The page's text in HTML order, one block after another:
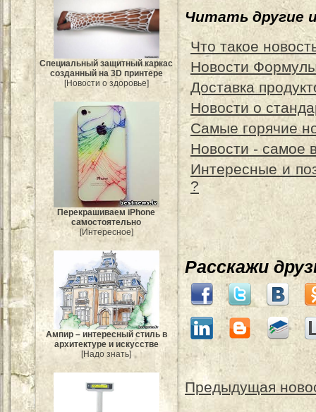
Специальный защитный каркас
созданный на 3D принтере
[Новости о здоровье]
Перекрашиваем iPhone
самостоятельно
[Интересное]
Ампир – интересный стиль в
архитектуре и искусстве
[Надо знать]
Читать другие
Что такое
Новости
Доставка
Новости о
Самые горячие
Новости - самое
Интересные и
?
Расскажи
Предыдущая